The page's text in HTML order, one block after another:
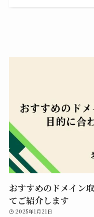
おすすめのドメイン
てご紹介します
2025年1月21日